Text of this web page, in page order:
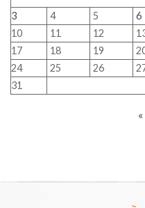
3
4 5 6
10
11 12
17
18 19
24
25 26
31